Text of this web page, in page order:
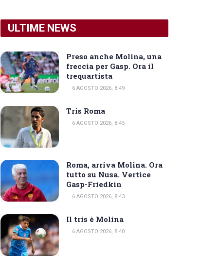
ULTIME NEWS
Preso anche Molina, una
freccia per Gasp. Ora il
trequartista
6 AGOSTO 2026, 8:49
Tris Roma
6 AGOSTO 2026, 8:45
Roma, arriva Molina. Ora
tutto su Nusa. Vertice
Gasp-Friedkin
6 AGOSTO 2026, 8:43
Il tris è Molina
6 AGOSTO 2026, 8:40